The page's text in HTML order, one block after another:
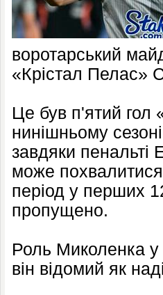
воротарський
«Крістал Пелас»
Це був п'ятий гол
нинішньому
завдяки
може
період у перших
пропущено.
Роль Миколенка у
він відомий як